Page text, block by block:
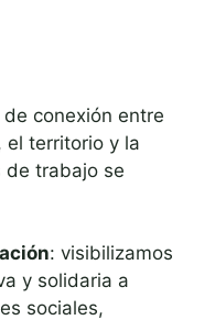
de conexión entre
el territorio y la
de trabajo se
: visibilizamos
y solidaria a
sociales,